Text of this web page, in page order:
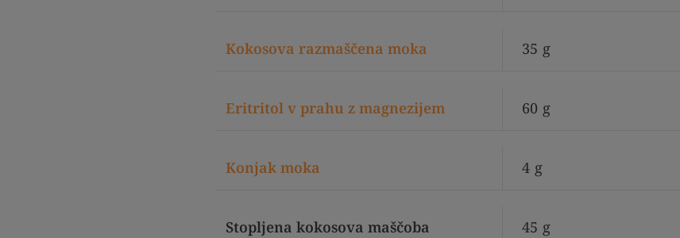
Kokosova razmaščena moka 35 g
Eritritol v prahu z magnezijem 60 g
Konjak moka 4 g
Stopljena kokosova maščoba 45 g